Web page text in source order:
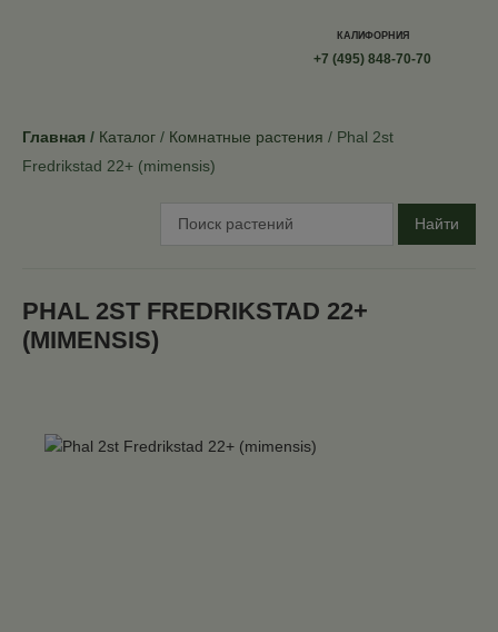
КАЛИФОРНИЯ
+7 (495) 848-70-70
Главная Каталог Комнатные растения
Phal 2st
Fredrikstad 22+ (mimensis)
Найти
PHAL 2ST FREDRIKSTAD 22+
(MIMENSIS)